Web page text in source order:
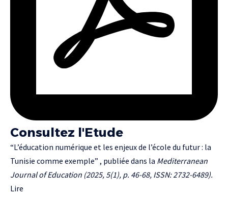
Consultez l'Etude
“L’éducation numérique et les enjeux de l’école du futur : la
Tunisie comme exemple” , publiée dans la Mediterranean
Journal of Education (2025, 5(1), p. 46-68, ISSN: 2732-6489).
Lire